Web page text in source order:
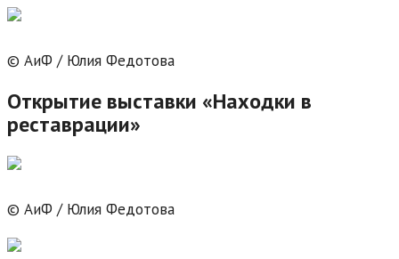
© АиФ / Юлия Федотова
Открытие выставки «Находки в
реставрации»
© АиФ / Юлия Федотова